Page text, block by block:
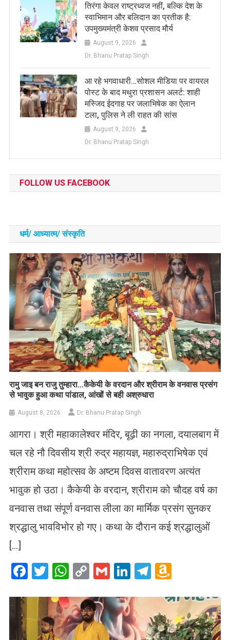
तिरंगा केवल राष्ट्रध्वज नहीं, बल्कि देश के
स्वाभिमान और बलिदान का प्रतीक है:
उपमुख्यमंत्री केशव प्रसाद मौर्य
August 9, 2026
Dr. Bhanu Pratap Singh
आ रहे भगवाधारी…सोशल मीडिया पर वायरल
पोस्ट के बाद मथुरा प्रशासन अलर्ट: शाही
मस्जिद ईदगाह पर जलाभिषेक का ऐलान
टला, पुलिस ने ली राहत की सांस
August 9, 2026
Dr. Bhanu Pratap Singh
FOLLOW US FACEBOOK
धर्म/ आध्‍यात्‍म/ संस्‍कृति
रामु जाइ बन राजु तुम्हारा…कैकेयी के वरदान और श्रीराम के वनवास प्रसंग
से भावुक हुआ कथा पांडाल, आंखों से बही अश्रुधारा
August 8, 2026 Dr. Bhanu Pratap Singh
आगरा। श्री महाकालेश्वर मंदिर, बूढ़ी का नगला, दयालबाग में
चल रहे नौ दिवसीय श्री रुद्र महायज्ञ, महारुद्राभिषेक एवं
श्रीराम कथा महोत्सव के अष्टम दिवस वातावरण अत्यंत
भावुक हो उठा। कैकेयी के वरदान, श्रीराम को चौदह वर्ष का
वनवास तथा संपूर्ण वनवास लीला का मार्मिक प्रसंग सुनकर
श्रद्धालु भावविभोर हो गए। कथा के दौरान कई श्रद्धालुओं
[…]
Facebook
Twitter
WhatsApp
CopyGmailLinkedIn
Telegram
List